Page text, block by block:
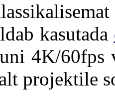
kasutada
4K/60fps
projektile